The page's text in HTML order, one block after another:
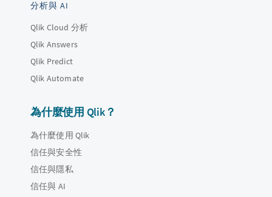
分析與 AI
Qlik Cloud 分析
Qlik Answers
Qlik Predict
Qlik Automate
為什麼使用 Qlik？
為什麼使用 Qlik
信任與安全性
信任與隱私
信任與 AI